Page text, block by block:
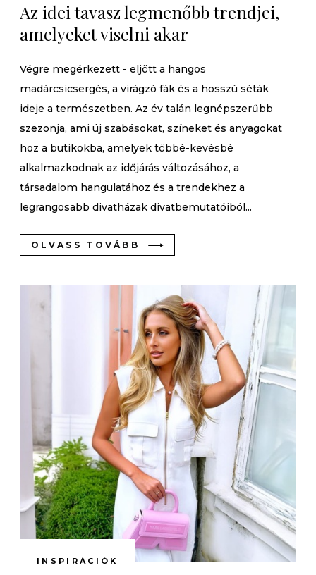
Az idei tavasz legmenőbb trendjei,
amelyeket viselni akar
Végre megérkezett - eljött a hangos
madárcsicsergés, a virágzó fák és a hosszú séták
ideje a természetben. Az év talán legnépszerűbb
szezonja, ami új szabásokat, színeket és anyagokat
hoz a butikokba, amelyek többé-kevésbé
alkalmazkodnak az időjárás változásához, a
társadalom hangulatához és a trendekhez a
legrangosabb divatházak divatbemutatóiból...
OLVASS TOVÁBB
INSPIRÁCIÓK